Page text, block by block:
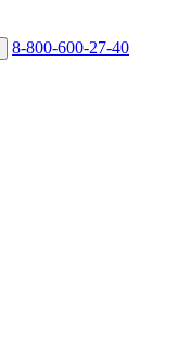
8-800-600-27-40